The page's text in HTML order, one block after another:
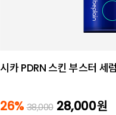
시카 PDRN 스킨 부스터 세
26% 38,000 28,000원